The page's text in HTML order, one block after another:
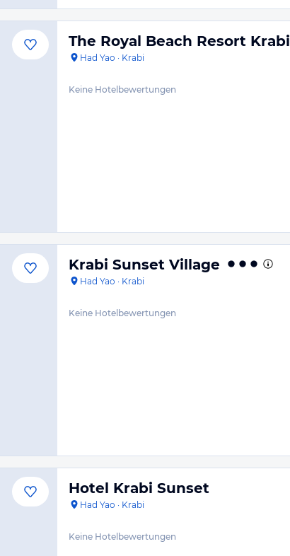
The Royal Beach Resort Krabi
Had Yao · Krabi
Keine Hotelbewertungen
Krabi Sunset Village
Had Yao · Krabi
Keine Hotelbewertungen
Hotel Krabi Sunset
Had Yao · Krabi
Keine Hotelbewertungen